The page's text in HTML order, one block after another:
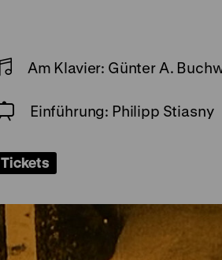
Am Klavier: Günter A.
Einführung: Philipp Stiasny
Tickets